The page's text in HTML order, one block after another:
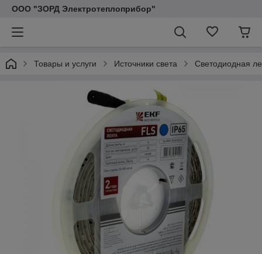
ООО "ЗОРД Электротеплоприбор"
Товары и услуги Источники света Светодиодная